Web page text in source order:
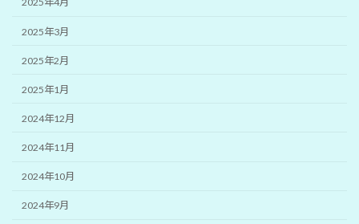
2025年3月
2025年2月
2025年1月
2024年12月
2024年11月
2024年10月
2024年9月